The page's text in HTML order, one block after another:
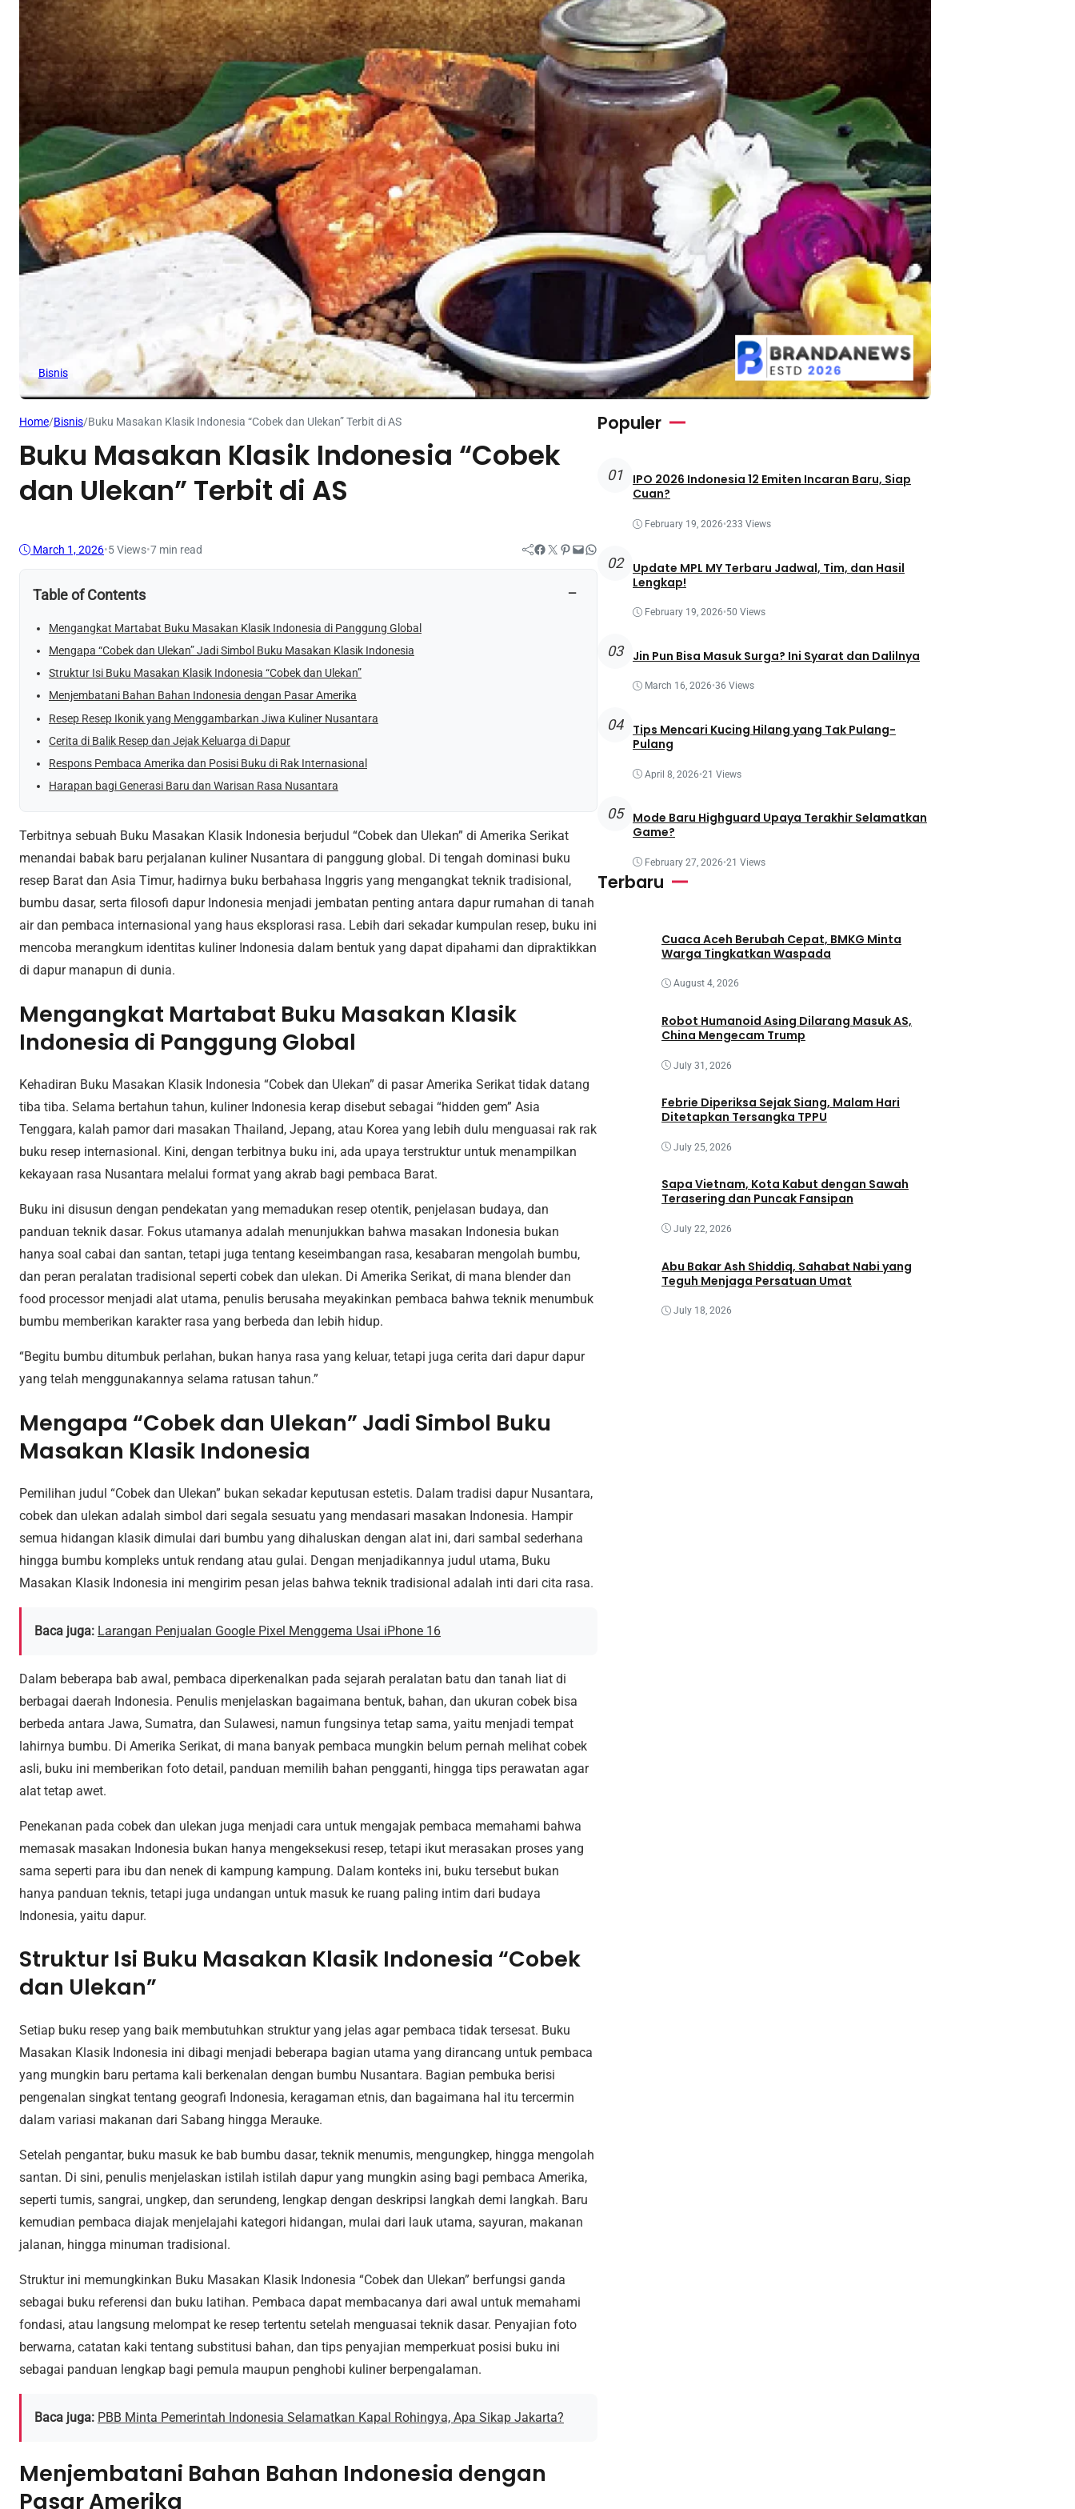
Bisnis
Home/Bisnis/Buku Masakan Klasik Indonesia “Cobek dan Ulekan” Terbit di AS
Buku Masakan Klasik Indonesia “Cobek
dan Ulekan” Terbit di AS
March 1, 2026•5Views•7 min read Facebook Twitter Pinterest Mail WhatsApp
Table of Contents −
Mengangkat Martabat Buku Masakan Klasik Indonesia di Panggung Global
Mengapa “Cobek dan Ulekan” Jadi Simbol Buku Masakan Klasik Indonesia
Struktur Isi Buku Masakan Klasik Indonesia “Cobek dan Ulekan”
Menjembatani Bahan Bahan Indonesia dengan Pasar Amerika
Resep Resep Ikonik yang Menggambarkan Jiwa Kuliner Nusantara
Cerita di Balik Resep dan Jejak Keluarga di Dapur
Respons Pembaca Amerika dan Posisi Buku di Rak Internasional
Harapan bagi Generasi Baru dan Warisan Rasa Nusantara
Terbitnya sebuah Buku Masakan Klasik Indonesia berjudul “Cobek dan Ulekan” di Amerika Serikat
menandai babak baru perjalanan kuliner Nusantara di panggung global. Di tengah dominasi buku
resep Barat dan Asia Timur, hadirnya buku berbahasa Inggris yang mengangkat teknik tradisional,
bumbu dasar, serta filosofi dapur Indonesia menjadi jembatan penting antara dapur rumahan di tanah
air dan pembaca internasional yang haus eksplorasi rasa. Lebih dari sekadar kumpulan resep, buku ini
mencoba merangkum identitas kuliner Indonesia dalam bentuk yang dapat dipahami dan dipraktikkan
di dapur manapun di dunia.
Mengangkat Martabat Buku Masakan Klasik
Indonesia di Panggung Global
Kehadiran Buku Masakan Klasik Indonesia “Cobek dan Ulekan” di pasar Amerika Serikat tidak datang
tiba tiba. Selama bertahun tahun, kuliner Indonesia kerap disebut sebagai “hidden gem” Asia
Tenggara, kalah pamor dari masakan Thailand, Jepang, atau Korea yang lebih dulu menguasai rak rak
buku resep internasional. Kini, dengan terbitnya buku ini, ada upaya terstruktur untuk menampilkan
kekayaan rasa Nusantara melalui format yang akrab bagi pembaca Barat.
Buku ini disusun dengan pendekatan yang memadukan resep otentik, penjelasan budaya, dan
panduan teknik dasar. Fokus utamanya adalah menunjukkan bahwa masakan Indonesia bukan
hanya soal cabai dan santan, tetapi juga tentang keseimbangan rasa, kesabaran mengolah bumbu,
dan peran peralatan tradisional seperti cobek dan ulekan. Di Amerika Serikat, di mana blender dan
food processor menjadi alat utama, penulis berusaha meyakinkan pembaca bahwa teknik menumbuk
bumbu memberikan karakter rasa yang berbeda dan lebih hidup.
“Begitu bumbu ditumbuk perlahan, bukan hanya rasa yang keluar, tetapi juga cerita dari dapur dapur
yang telah menggunakannya selama ratusan tahun.”
Mengapa “Cobek dan Ulekan” Jadi Simbol Buku
Masakan Klasik Indonesia
Pemilihan judul “Cobek dan Ulekan” bukan sekadar keputusan estetis. Dalam tradisi dapur Nusantara,
cobek dan ulekan adalah simbol dari segala sesuatu yang mendasari masakan Indonesia. Hampir
semua hidangan klasik dimulai dari bumbu yang dihaluskan dengan alat ini, dari sambal sederhana
hingga bumbu kompleks untuk rendang atau gulai. Dengan menjadikannya judul utama, Buku
Masakan Klasik Indonesia ini mengirim pesan jelas bahwa teknik tradisional adalah inti dari cita rasa.
Baca juga: Larangan Penjualan Google Pixel Menggema Usai iPhone 16
Dalam beberapa bab awal, pembaca diperkenalkan pada sejarah peralatan batu dan tanah liat di
berbagai daerah Indonesia. Penulis menjelaskan bagaimana bentuk, bahan, dan ukuran cobek bisa
berbeda antara Jawa, Sumatra, dan Sulawesi, namun fungsinya tetap sama, yaitu menjadi tempat
lahirnya bumbu. Di Amerika Serikat, di mana banyak pembaca mungkin belum pernah melihat cobek
asli, buku ini memberikan foto detail, panduan memilih bahan pengganti, hingga tips perawatan agar
alat tetap awet.
Penekanan pada cobek dan ulekan juga menjadi cara untuk mengajak pembaca memahami bahwa
memasak masakan Indonesia bukan hanya mengeksekusi resep, tetapi ikut merasakan proses yang
sama seperti para ibu dan nenek di kampung kampung. Dalam konteks ini, buku tersebut bukan
hanya panduan teknis, tetapi juga undangan untuk masuk ke ruang paling intim dari budaya
Indonesia, yaitu dapur.
Struktur Isi Buku Masakan Klasik Indonesia “Cobek
dan Ulekan”
Setiap buku resep yang baik membutuhkan struktur yang jelas agar pembaca tidak tersesat. Buku
Masakan Klasik Indonesia ini dibagi menjadi beberapa bagian utama yang dirancang untuk pembaca
yang mungkin baru pertama kali berkenalan dengan bumbu Nusantara. Bagian pembuka berisi
pengenalan singkat tentang geografi Indonesia, keragaman etnis, dan bagaimana hal itu tercermin
dalam variasi makanan dari Sabang hingga Merauke.
Setelah pengantar, buku masuk ke bab bumbu dasar, teknik menumis, mengungkep, hingga mengolah
santan. Di sini, penulis menjelaskan istilah istilah dapur yang mungkin asing bagi pembaca Amerika,
seperti tumis, sangrai, ungkep, dan serundeng, lengkap dengan deskripsi langkah demi langkah. Baru
kemudian pembaca diajak menjelajahi kategori hidangan, mulai dari lauk utama, sayuran, makanan
jalanan, hingga minuman tradisional.
Struktur ini memungkinkan Buku Masakan Klasik Indonesia “Cobek dan Ulekan” berfungsi ganda
sebagai buku referensi dan buku latihan. Pembaca dapat membacanya dari awal untuk memahami
fondasi, atau langsung melompat ke resep tertentu setelah menguasai teknik dasar. Penyajian foto
berwarna, catatan kaki tentang substitusi bahan, dan tips penyajian memperkuat posisi buku ini
sebagai panduan lengkap bagi pemula maupun penghobi kuliner berpengalaman.
Baca juga: PBB Minta Pemerintah Indonesia Selamatkan Kapal Rohingya, Apa Sikap Jakarta?
Menjembatani Bahan Bahan Indonesia dengan
Pasar Amerika
Populer
01
IPO 2026 Indonesia 12 Emiten Incaran Baru, Siap
Cuan?
February 19, 2026•233 Views
02
Update MPL MY Terbaru Jadwal, Tim, dan Hasil
Lengkap!
February 19, 2026•50 Views
03 Jin Pun Bisa Masuk Surga? Ini Syarat dan Dalilnya
March 16, 2026•36 Views
04
Tips Mencari Kucing Hilang yang Tak Pulang-
Pulang
April 8, 2026•21 Views
05
Mode Baru Highguard Upaya Terakhir Selamatkan
Game?
February 27, 2026•21 Views
Terbaru
Cuaca Aceh Berubah Cepat, BMKG Minta
Warga Tingkatkan Waspada
August 4, 2026
Robot Humanoid Asing Dilarang Masuk AS,
China Mengecam Trump
July 31, 2026
Febrie Diperiksa Sejak Siang, Malam Hari
Ditetapkan Tersangka TPPU
July 25, 2026
Sapa Vietnam, Kota Kabut dengan Sawah
Terasering dan Puncak Fansipan
July 22, 2026
Abu Bakar Ash Shiddiq, Sahabat Nabi yang
Teguh Menjaga Persatuan Umat
July 18, 2026